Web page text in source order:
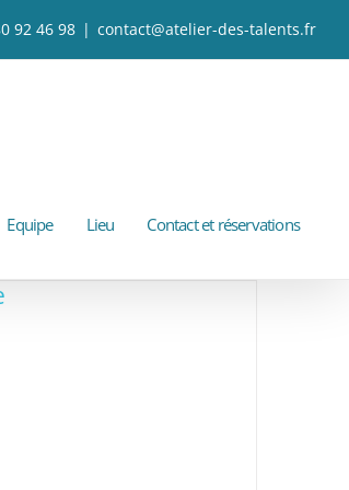
92 46 98 | contact@atelier-des-talents.fr
Equipe Lieu Contact et réservations